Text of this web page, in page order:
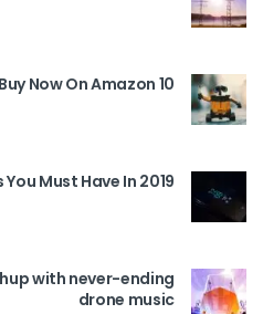
10 Amazing Gadgets You Can Buy Now On Amazon
Must Have In 2019
with never-ending
drone music